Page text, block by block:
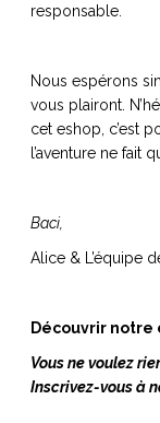
responsable.
Nous espérons
vous plairont.
cet eshop, c’est
l’aventure ne fait
Baci,
Alice & L’équipe
Découvrir notre
Vous ne voulez
Inscrivez-vous à